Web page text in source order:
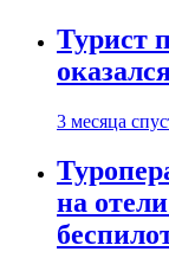
Турист
3 месяца
на